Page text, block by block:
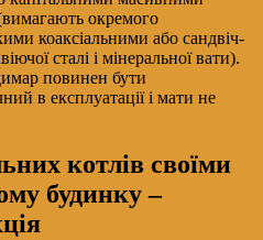
окремого
коаксіальними або сандвіч-
сталі і мінеральної вати).
повинен бути
в експлуатації і мати не
котлів своїми
будинку –